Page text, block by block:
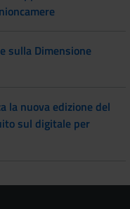
sulla Dimensione
la nuova edizione del
sul digitale per